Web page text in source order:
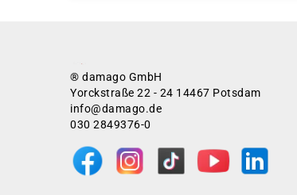
® damago GmbH
Yorckstraße 22 - 24 14467 Potsdam
info@damago.de
030 2849376-0